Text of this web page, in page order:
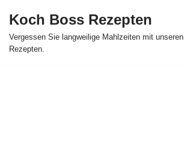
Skip
to
Koch Boss Rezepten
Vergessen Sie langweilige Mahlzeiten mit unseren
Rezepten.